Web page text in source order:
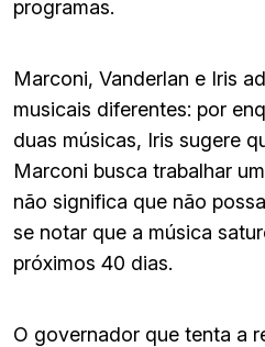
programas.
Marconi, Vanderlan e Iris
musicais diferentes: por
duas músicas, Iris sugere
Marconi busca trabalhar
não significa que não
se notar que a música
próximos 40 dias.
O governador que tenta a